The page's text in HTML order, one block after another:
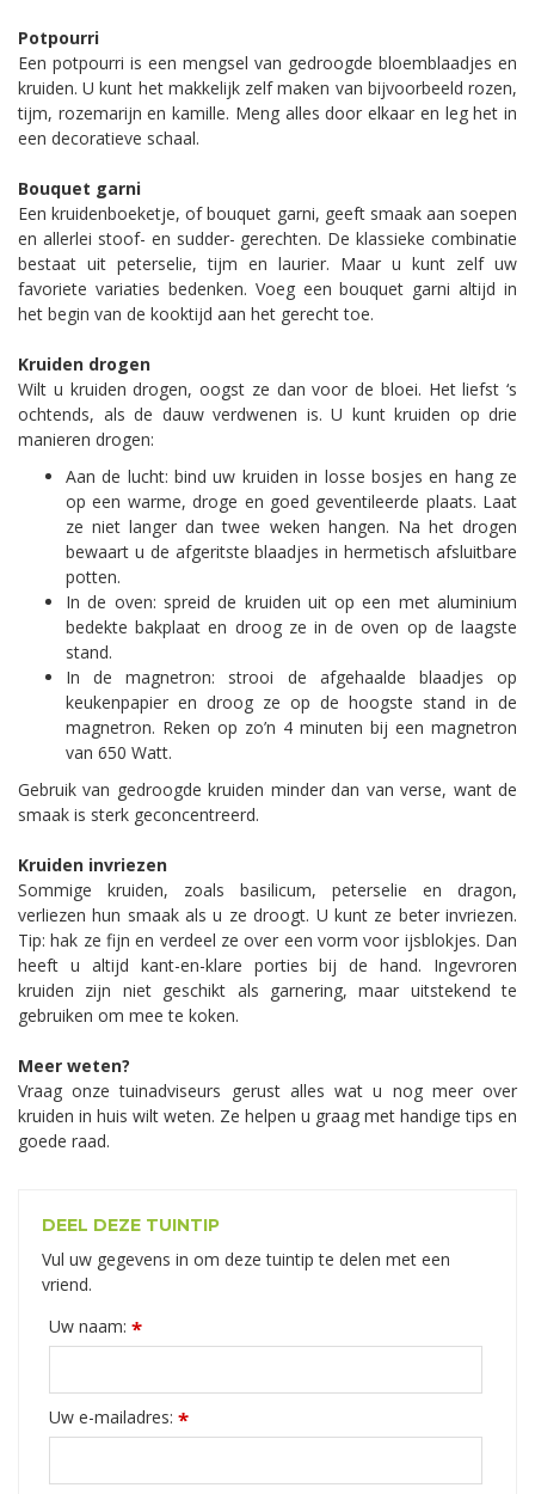
Potpourri
Een potpourri is een mengsel van gedroogde bloemblaadjes en
kruiden. U kunt het makkelijk zelf maken van bijvoorbeeld rozen,
tijm, rozemarijn en kamille. Meng alles door elkaar en leg het in
een decoratieve schaal.
Bouquet garni
Een kruidenboeketje, of bouquet garni, geeft smaak aan soepen
en allerlei stoof- en sudder- gerechten. De klassieke combinatie
bestaat uit peterselie, tijm en laurier. Maar u kunt zelf uw
favoriete variaties bedenken. Voeg een bouquet garni altijd in
het begin van de kooktijd aan het gerecht toe.
Kruiden drogen
Wilt u kruiden drogen, oogst ze dan voor de bloei. Het liefst ‘s
ochtends, als de dauw verdwenen is. U kunt kruiden op drie
manieren drogen:
Aan de lucht: bind uw kruiden in losse bosjes en hang ze
op een warme, droge en goed geventileerde plaats. Laat
ze niet langer dan twee weken hangen. Na het drogen
bewaart u de afgeritste blaadjes in hermetisch afsluitbare
potten.
In de oven: spreid de kruiden uit op een met aluminium
bedekte bakplaat en droog ze in de oven op de laagste
stand.
In de magnetron: strooi de afgehaalde blaadjes op
keukenpapier en droog ze op de hoogste stand in de
magnetron. Reken op zo’n 4 minuten bij een magnetron
van 650 Watt.
Gebruik van gedroogde kruiden minder dan van verse, want de
smaak is sterk geconcentreerd.
Kruiden invriezen
Sommige kruiden, zoals basilicum, peterselie en dragon,
verliezen hun smaak als u ze droogt. U kunt ze beter invriezen.
Tip: hak ze fijn en verdeel ze over een vorm voor ijsblokjes. Dan
heeft u altijd kant-en-klare porties bij de hand. Ingevroren
kruiden zijn niet geschikt als garnering, maar uitstekend te
gebruiken om mee te koken.
Meer weten?
Vraag onze tuinadviseurs gerust alles wat u nog meer over
kruiden in huis wilt weten. Ze helpen u graag met handige tips en
goede raad.
DEEL DEZE TUINTIP
Vul uw gegevens in om deze tuintip te delen met een
vriend.
Uw naam: *
Uw e-mailadres: *